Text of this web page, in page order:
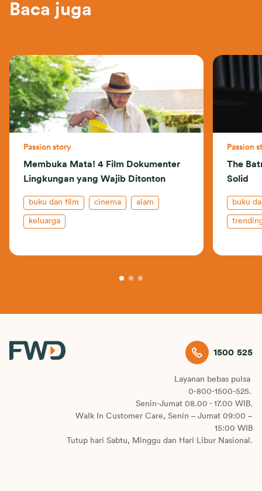
Baca juga
Passion story
Membuka Mata! 4 Film Dokumenter
Lingkungan yang Wajib Ditonton
buku dan film cinema alam
keluarga
Passion
The
Solid
buku
1500 525
Layanan bebas pulsa
0-800-1500-525.
Senin-Jumat 08.00 - 17.00 WIB.
Walk In Customer Care, Senin – Jumat 09:00 –
15:00 WIB
Tutup hari Sabtu, Minggu dan Hari Libur Nasional.